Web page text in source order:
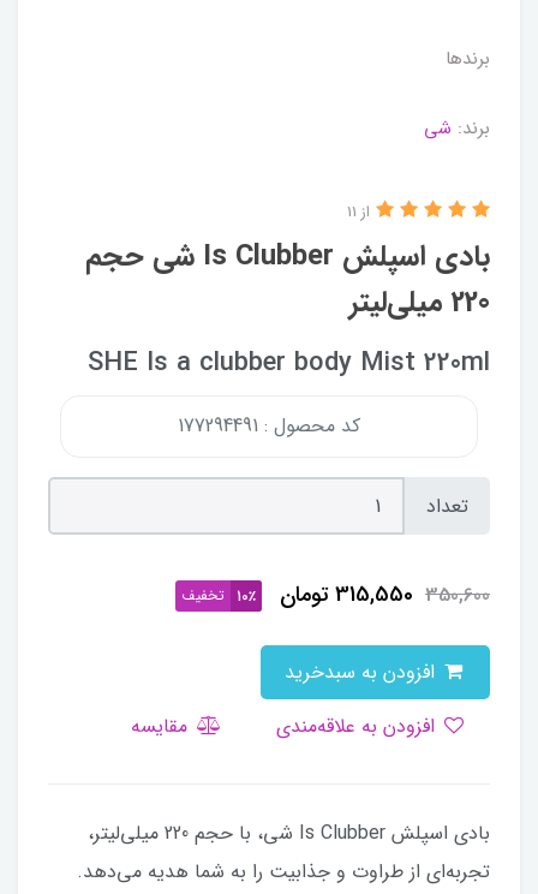
برندها
برند: شی
بادی اسپلش Is Clubber شی حجم
220 میلی‌لیتر
از 11
SHE Is a clubber body Mist 220ml
کد محصول : 177294491
تعداد
350,600
315,550تومان 10٪ تخفیف
مقایسه
بادی اسپلش Is Clubber شی، با حجم 220 میلی‌لیتر،
تجربه‌ای از طراوت و جذابیت را به شما هدیه می‌دهد.